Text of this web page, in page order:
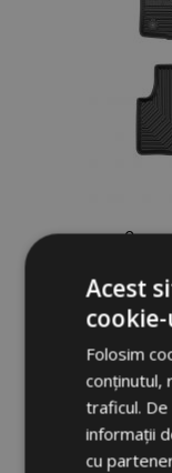
Acest
Folosim
conținutul,
traficul.
informații
cu